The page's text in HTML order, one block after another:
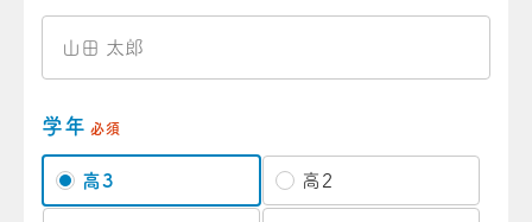
学年 必須
高3 高2